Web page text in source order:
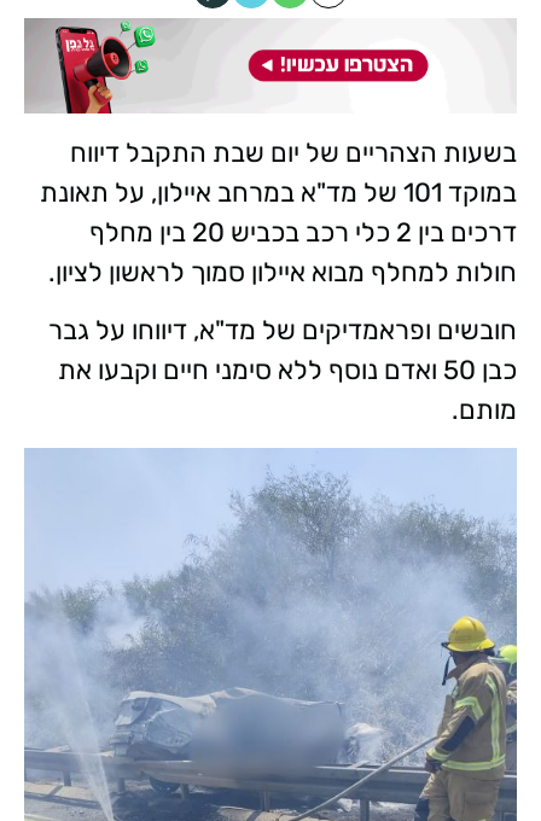
בשעות הצהריים של יום שבת התקבל דיווח
במוקד 101 של מד"א במרחב איילון, על תאונת
דרכים בין 2 כלי רכב בכביש 20 בין מחלף
חולות למחלף מבוא איילון סמוך לראשון לציון.
חובשים ופראמדיקים של מד"א, דיווחו על גבר
כבן 50 ואדם נוסף ללא סימני חיים וקבעו את
מותם.